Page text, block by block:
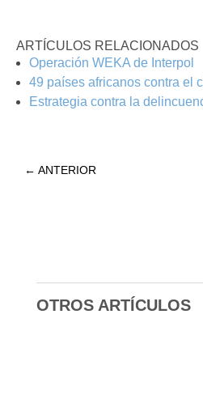
ARTÍCULOS RELACIONADOS
Operación WEKA de Interpol
49 países africanos contra el
Estrategia contra la
← ANTERIOR
OTROS ARTÍCULOS